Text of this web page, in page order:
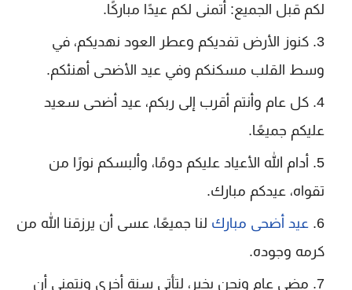
لكم قبل الجميع: أتمنى لكم عيدًا مباركًا.
كنوز الأرض تفديكم وعطر العود نهديكم، في
وسط القلب مسكنكم وفي عيد الأضحى أهنئكم.
كل عام وأنتم أقرب إلى ربكم، عيد أضحى سعيد
عليكم جميعًا.
أدام الله الأعياد عليكم دومًا، وألبسكم نورًا من
تقواه، عيدكم مبارك.
عيد أضحى مبارك لنا جميعًا، عسى أن يرزقنا الله من
كرمه وجوده.
مضى عام ونحن بخير، لتأتي سنة أخرى ونتمنى أن